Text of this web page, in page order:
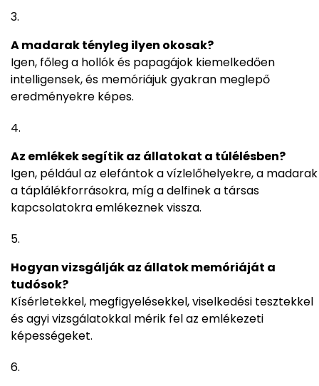
A madarak tényleg ilyen okosak?
Igen, főleg a hollók és papagájok kiemelkedően
intelligensek, és memóriájuk gyakran meglepő
eredményekre képes.
Az emlékek segítik az állatokat a túlélésben?
Igen, például az elefántok a vízlelőhelyekre, a madarak
a táplálékforrásokra, míg a delfinek a társas
kapcsolatokra emlékeznek vissza.
Hogyan vizsgálják az állatok memóriáját a
tudósok?
Kísérletekkel, megfigyelésekkel, viselkedési tesztekkel
és agyi vizsgálatokkal mérik fel az emlékezeti
képességeket.